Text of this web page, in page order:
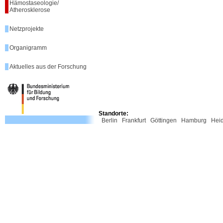
Hämostaseologie/
Atherosklerose
Netzprojekte
Organigramm
Aktuelles aus der Forschung
Standorte:
Berlin
Frankfurt Göttingen Hamburg